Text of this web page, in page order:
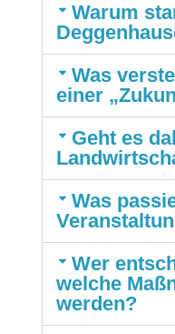
Warum
Was
einer
Geht es
Was
Wer
welche
werden?